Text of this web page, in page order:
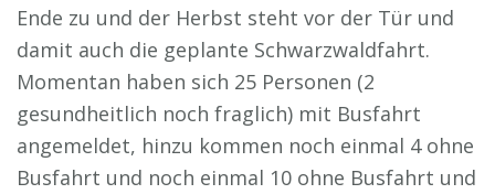
Ende zu und der Herbst steht vor der Tür und
damit auch die geplante Schwarzwaldfahrt.
Momentan haben sich 25 Personen (2
gesundheitlich noch fraglich) mit Busfahrt
angemeldet, hinzu kommen noch einmal 4 ohne
Busfahrt und noch einmal 10 ohne Busfahrt und